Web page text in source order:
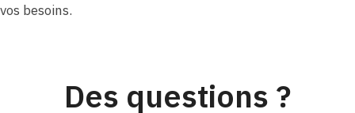
vos besoins.
Des questions ?